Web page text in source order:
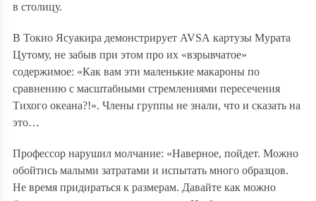
в столицу.
В Токио Ясуакира демонстрирует AVSA картузы Мурата
Цутому, не забыв при этом про их «взрывчатое»
содержимое: «Как вам эти маленькие макароны по
сравнению с масштабными стремлениями пересечения
Тихого океана?!». Члены группы не знали, что и сказать на
это…
Профессор нарушил молчание: «Наверное, пойдет. Можно
обойтись малыми затратами и испытать много образцов.
Не время придираться к размерам. Давайте как можно